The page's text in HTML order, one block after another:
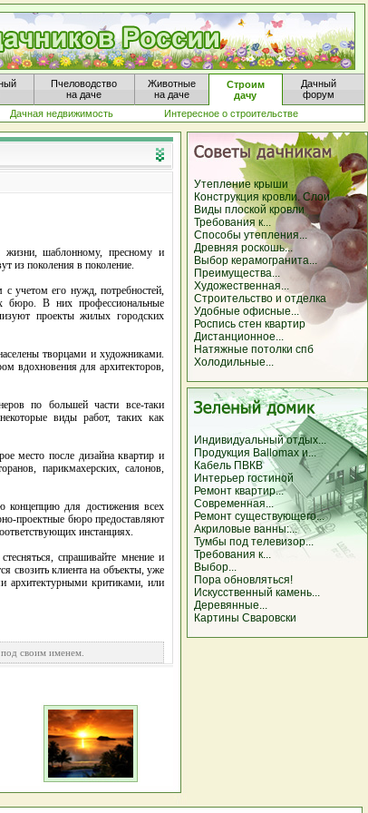
Пчеловодство
на даче
Животные
на даче
Строим
дачу
Дачный
форум
Дачная недвижимость Интересное о строительстве
Утепление крыши
Конструкция кровли. Слои
Виды плоской кровли
Требования к...
Способы утепления...
Древняя роскошь...
Выбор керамогранита...
Преимущества...
Художественная...
Строительство и отделка
Удобные офисные...
Роспись стен квартир
Дистанционное...
Натяжные потолки спб
Холодильные...
Индивидуальный отдых...
Продукция Ballomax и...
Кабель ПВКВ
Интерьер гостиной
Ремонт квартир...
Современная...
Ремонт существующего...
Акриловые ванны:...
Тумбы под телевизор...
Требования к...
Выбор...
Пора обновляться!
Искусственный камень...
Деревянные...
Картины Сваровски
жизни, шаблонному, пресному и
из поколения в поколение.
учетом его нужд, потребностей,
бюро. В них профессиональные
проекты жилых городских
творцами и художниками.
вдохновения для архитекторов,
по большей части все-таки
виды работ, таких как
место после дизайна квартир и
парикмахерских, салонов,
концепцию для достижения всех
проектные бюро предоставляют
инстанциях.
спрашивайте мнение и
свозить клиента на объекты, уже
архитектурными критиками, или
своим именем.